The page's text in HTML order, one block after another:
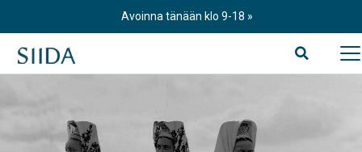
Avoinna tänään klo 9-18